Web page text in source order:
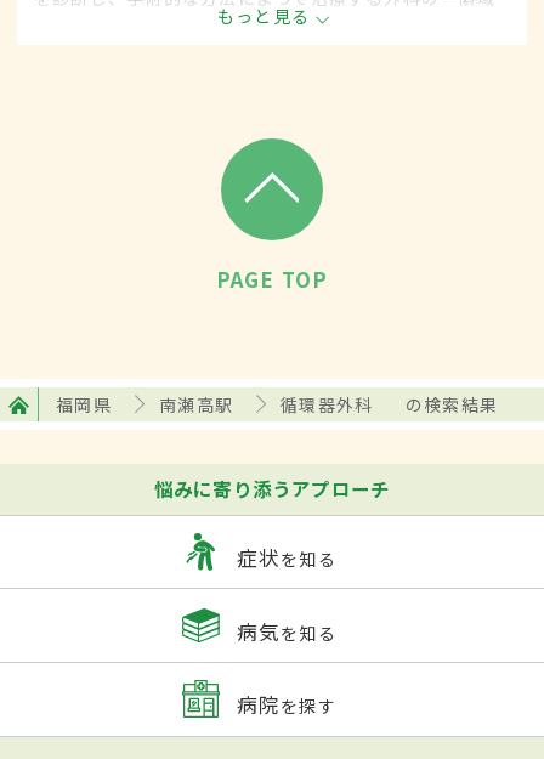
です。平成20年4月の制度改正前は、循環器科と呼ばれ
ていました。
もっと見る
PAGE TOP
福岡県 南瀬高駅 循環器外科 の検索結果
悩みに寄り添うアプローチ
症状を知る
病気を知る
病院を探す